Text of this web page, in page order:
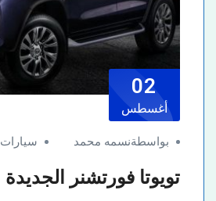
02
أغسطس
بواسطةنسمه محمد سيارات
تويوتا فورتشنر الجديدة